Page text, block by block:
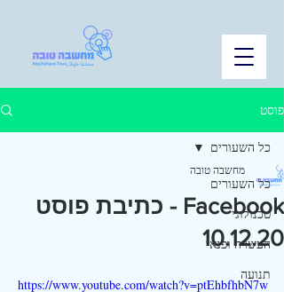
פוסט
כל השעורים
טכנולוגי
העשרה ופנאי
תנועה
כל השעורים
Facebook - כתיבת פוסט
10.12.20
מחשבה טובה
https://www.youtube.com/watch?v=ptEhbfhbN7w